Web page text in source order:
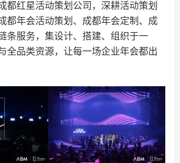
都红星活动策划公司，深耕活动策划
都年会活动策划、成都年会定制、成
条服务，集设计、搭建、组织于一
全品类资源，让每一场企业年会都出